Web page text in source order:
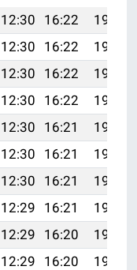
12:30 16:22
19:43
12:30 16:22
19:43
12:30 16:22
19:42
12:30 16:22
19:41
12:30 16:21
19:40
12:30 16:21
19:39
12:30 16:21
19:38
12:29 16:21
19:37
12:29 16:20
19:36
12:29 16:20
19:35